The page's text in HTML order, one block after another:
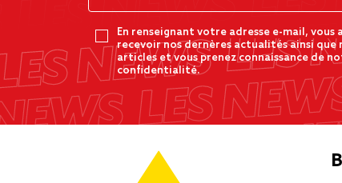
En renseignant votre adresse e-mail, vous
recevoir nos dernères actualités ainsi que
articles et vous prenez connaissance de
confidentialité.